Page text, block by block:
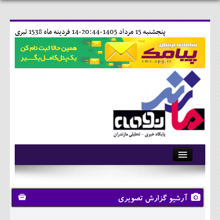
14 فردينه ماه 1538 تبری پنجشنبه 15 مرداد 1405-20:44-
آرشیو
تماس با ما
وبلاگ
آرشیو گزارش تصویری